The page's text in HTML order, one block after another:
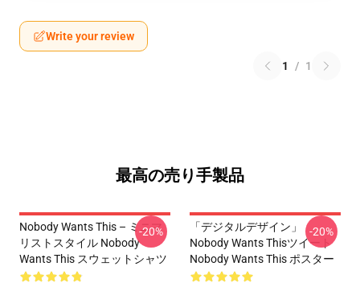
Write your review
1 / 1
最高の売り手製品
Nobody Wants This – ミニマ
リストスタイル Nobody
Wants This スウェットシャツ
-20%
「デジタルデザイン」
Nobody Wants Thisツイート
Nobody Wants This ポスター
-20%